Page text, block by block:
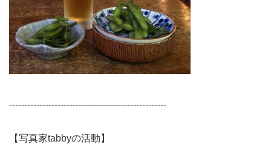
----------------------------------------------------
【写真家tabbyの活動】